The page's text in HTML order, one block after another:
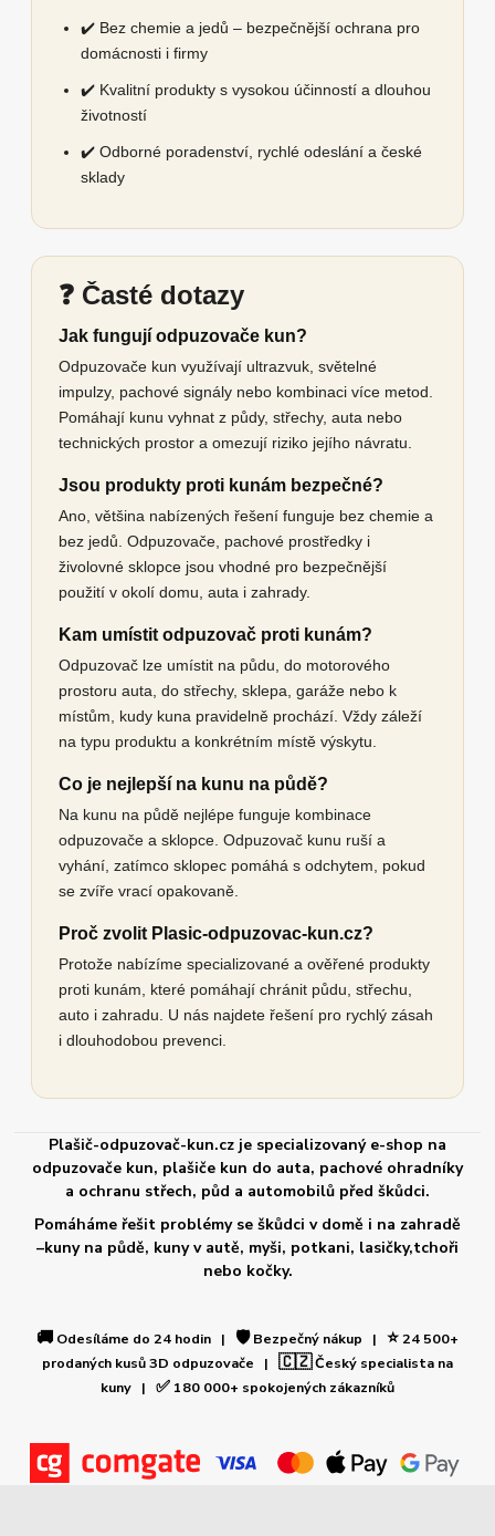
✔️ Bez chemie a jedů – bezpečnější ochrana pro
domácnosti i firmy
✔️ Kvalitní produkty s vysokou účinností a dlouhou
životností
✔️ Odborné poradenství, rychlé odeslání a české
sklady
❓ Časté dotazy
Jak fungují odpuzovače kun?
Odpuzovače kun využívají ultrazvuk, světelné
impulzy, pachové signály nebo kombinaci více metod.
Pomáhají kunu vyhnat z půdy, střechy, auta nebo
technických prostor a omezují riziko jejího návratu.
Jsou produkty proti kunám bezpečné?
Ano, většina nabízených řešení funguje bez chemie a
bez jedů. Odpuzovače, pachové prostředky i
živolovné sklopce jsou vhodné pro bezpečnější
použití v okolí domu, auta i zahrady.
Kam umístit odpuzovač proti kunám?
Odpuzovač lze umístit na půdu, do motorového
prostoru auta, do střechy, sklepa, garáže nebo k
místům, kudy kuna pravidelně prochází. Vždy záleží
na typu produktu a konkrétním místě výskytu.
Co je nejlepší na kunu na půdě?
Na kunu na půdě nejlépe funguje kombinace
odpuzovače a sklopce. Odpuzovač kunu ruší a
vyhání, zatímco sklopec pomáhá s odchytem, pokud
se zvíře vrací opakovaně.
Proč zvolit Plasic-odpuzovac-kun.cz?
Protože nabízíme specializované a ověřené produkty
proti kunám, které pomáhají chránit půdu, střechu,
auto i zahradu. U nás najdete řešení pro rychlý zásah
i dlouhodobou prevenci.
Plašič-odpuzovač-kun.cz je specializovaný e-shop na
odpuzovače kun, plašiče kun do auta, pachové ohradníky
a ochranu střech, půd a automobilů před škůdci.
Pomáháme řešit problémy se škůdci v domě i na zahradě
–kuny na půdě, kuny v autě, myši, potkani, lasičky,tchoři
nebo kočky.
🚚 Odesíláme do 24 hodin | 🛡️Bezpečný nákup | ⭐24 500+
prodaných kusů 3D odpuzovače | 🇨🇿Český specialista na
kuny | ✅ 180 000+ spokojených zákazníků